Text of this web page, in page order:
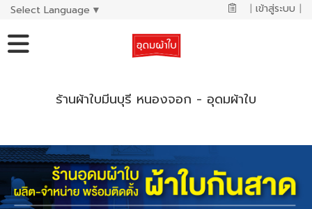
Select Language ▼ | เข้าสู่ระบบ |
ร้านผ้าใบมีนบุรี หนองจอก - อุดมผ้าใบ